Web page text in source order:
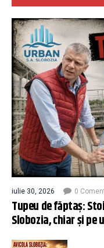
iulie 30, 2026 0
Tupeu de făptaș:
Slobozia, chiar și pe